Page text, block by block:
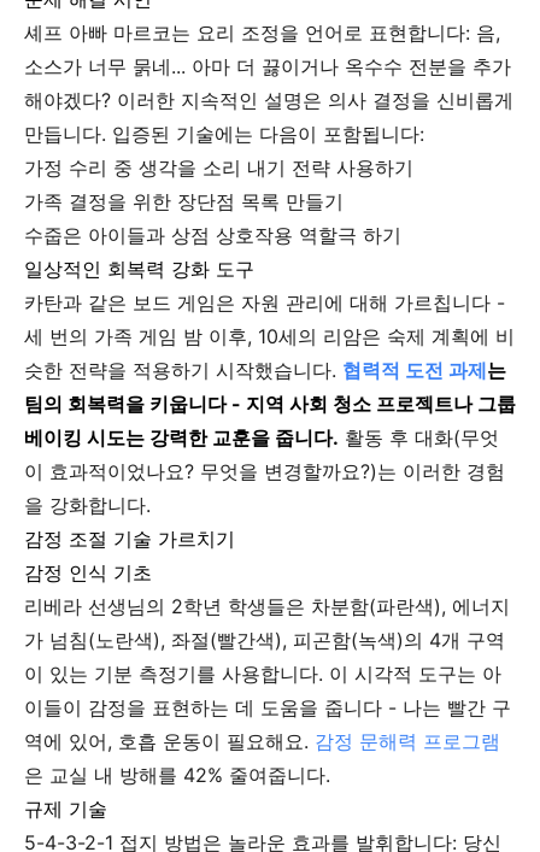
셰프 아빠 마르코는 요리 조정을 언어로 표현합니다: 음,
소스가 너무 묽네... 아마 더 끓이거나 옥수수 전분을 추가
해야겠다? 이러한 지속적인 설명은 의사 결정을 신비롭게
만듭니다. 입증된 기술에는 다음이 포함됩니다:
가정 수리 중 생각을 소리 내기 전략 사용하기
가족 결정을 위한 장단점 목록 만들기
수줍은 아이들과 상점 상호작용 역할극 하기
일상적인 회복력 강화 도구
카탄과 같은 보드 게임은 자원 관리에 대해 가르칩니다 -
세 번의 가족 게임 밤 이후, 10세의 리암은 숙제 계획에 비
슷한 전략을 적용하기 시작했습니다. 협력적 도전 과제는
팀의 회복력을 키웁니다 - 지역 사회 청소 프로젝트나 그룹
베이킹 시도는 강력한 교훈을 줍니다. 활동 후 대화(무엇
이 효과적이었나요? 무엇을 변경할까요?)는 이러한 경험
을 강화합니다.
감정 조절 기술 가르치기
감정 인식 기초
리베라 선생님의 2학년 학생들은 차분함(파란색), 에너지
가 넘침(노란색), 좌절(빨간색), 피곤함(녹색)의 4개 구역
이 있는 기분 측정기를 사용합니다. 이 시각적 도구는 아
이들이 감정을 표현하는 데 도움을 줍니다 - 나는 빨간 구
역에 있어, 호흡 운동이 필요해요. 감정 문해력 프로그램
은 교실 내 방해를 42% 줄여줍니다.
규제 기술
5-4-3-2-1 접지 방법은 놀라운 효과를 발휘합니다: 당신